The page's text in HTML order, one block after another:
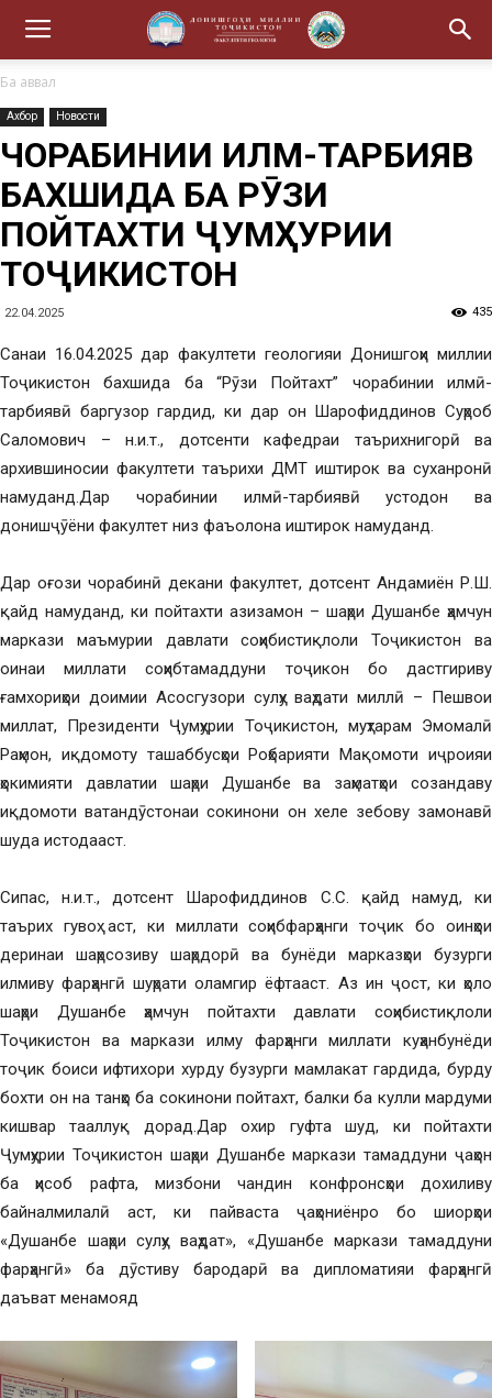
Ба аввал
Ахбор Новости
ЧОРАБИНИИ ИЛМӢ-ТАРБИЯВӢ
БАХШИДА БА РӮЗИ
ПОЙТАХТИ ҶУМҲУРИИ
ТОҶИКИСТОН
22.04.2025 435
Санаи 16.04.2025 дар факултети геологияи Донишгоҳи миллии
Тоҷикистон бахшида ба “Рӯзи Пойтахт” чорабинии илмӣ-
тарбиявӣ баргузор гардид, ки дар он Шарофиддинов Суҳроб
Саломович – н.и.т., дотсенти кафедраи таърихнигорӣ ва
архившиносии факултети таърихи ДМТ иштирок ва суханронӣ
намуданд.Дар чорабинии илмӣ-тарбиявӣ устодон ва
донишҷӯёни факултет низ фаъолона иштирок намуданд.
Дар оғози чорабинӣ декани факултет, дотсент Андамиён Р.Ш.
қайд намуданд, ки пойтахти азизамон – шаҳри Душанбе ҳамчун
маркази маъмурии давлати соҳибистиқлоли Тоҷикистон ва
оинаи миллати соҳибтамаддуни тоҷикон бо дастгириву
ғамхориҳои доимии Асосгузори сулҳу ваҳдати миллӣ – Пешвои
миллат, Президенти Ҷумҳурии Тоҷикистон, муҳтарам Эмомалӣ
Раҳмон, иқдомоту ташаббусҳои Роҳбарияти Мақомоти иҷроияи
ҳокимияти давлатии шаҳри Душанбе ва заҳматҳои созандаву
иқдомоти ватандӯстонаи сокинони он хеле зебову замонавӣ
шуда истодааст.
Сипас, н.и.т., дотсент Шарофиддинов С.С. қайд намуд, ки
таърих гувоҳ аст, ки миллати соҳибфарҳанги тоҷик бо оинҳои
деринаи шаҳрсозиву шаҳрдорӣ ва бунёди марказҳои бузурги
илмиву фарҳангӣ шуҳрати оламгир ёфтааст. Аз ин ҷост, ки ҳоло
шаҳри Душанбе ҳамчун пойтахти давлати соҳибистиқлоли
Тоҷикистон ва маркази илму фарҳанги миллати куҳанбунёди
тоҷик боиси ифтихори хурду бузурги мамлакат гардида, бурду
бохти он на танҳо ба сокинони пойтахт, балки ба кулли мардуми
кишвар тааллуқ дорад.Дар охир гуфта шуд, ки пойтахти
Ҷумҳурии Тоҷикистон шаҳри Душанбе маркази тамаддуни ҷаҳон
ба ҳисоб рафта, мизбони чандин конфронсҳои дохиливу
байналмилалӣ аст, ки пайваста ҷаҳониёнро бо шиорҳои
«Душанбе шаҳри сулҳу ваҳдат», «Душанбе маркази тамаддуни
фарҳангӣ» ба дӯстиву бародарӣ ва дипломатияи фарҳангӣ
даъват менамояд